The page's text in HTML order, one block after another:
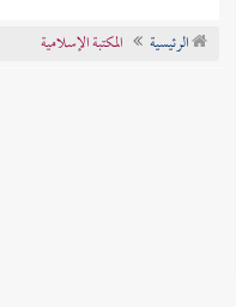
تراجم الأعلام
الرئيسية المكتبة الإسلامية